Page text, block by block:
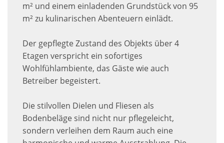
m² und einem einladenden Grundstück von 95
m² zu kulinarischen Abenteuern einlädt.
Der gepflegte Zustand des Objekts über 4
Etagen verspricht ein sofortiges
Wohlfühlambiente, das Gäste wie auch
Betreiber begeistert.
Die stilvollen Dielen und Fliesen als
Bodenbeläge sind nicht nur pflegeleicht,
sondern verleihen dem Raum auch eine